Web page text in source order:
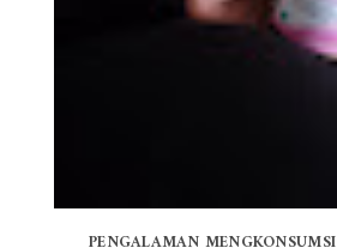
PENGALAMAN